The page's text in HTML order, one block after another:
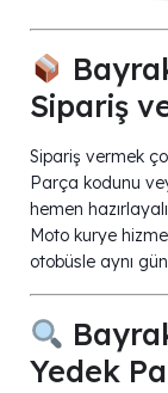
Sipariş
Sipariş vermek
Parça kodunu
hemen
Moto kurye
otobüsle aynı
Yedek